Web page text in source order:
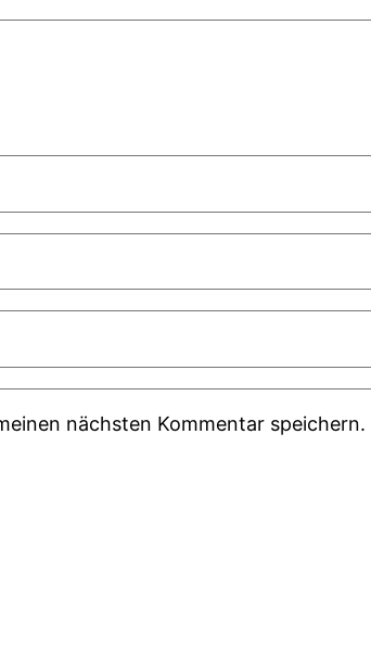
nächsten Kommentar speichern.